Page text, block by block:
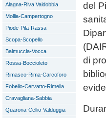
Alagna-Riva Valdobbia
Mollia-Campertogno
Piode-Pila-Rassa
Scopa-Scopello
Balmuccia-Vocca
Rossa-Boccioleto
Rimasco-Rima-Carcoforo
Fobello-Cervatto-Rimella
Cravagliana-Sabbia
Quarona-Cellio-Valduggia
del
di